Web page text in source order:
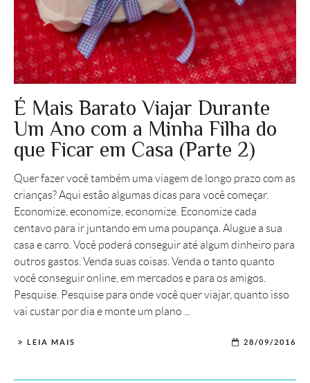
É Mais Barato Viajar Durante
Um Ano com a Minha Filha do
que Ficar em Casa (Parte 2)
Quer fazer você também uma viagem de longo prazo com as
crianças? Aqui estão algumas dicas para você começar.
Economize, economize, economize. Economize cada
centavo para ir juntando em uma poupança. Alugue a sua
casa e carro. Você poderá conseguir até algum dinheiro para
outros gastos. Venda suas coisas. Venda o tanto quanto
você conseguir online, em mercados e para os amigos.
Pesquise. Pesquise para onde você quer viajar, quanto isso
vai custar por dia e monte um plano ...
LEIA MAIS 28/09/2016